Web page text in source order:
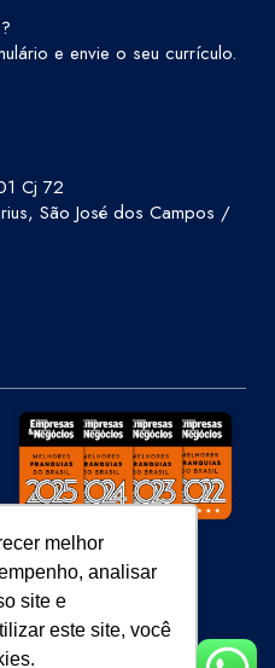
melhor
analisar
site e
este site, você
e envie o seu currículo.
Cj 72
São José dos Campos /
Seguro